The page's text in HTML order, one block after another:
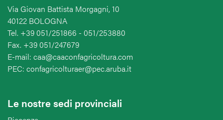
Via Giovan Battista Morgagni, 10
40122 BOLOGNA
Tel. +39 051/251866 - 051/253880
Fax. +39 051/247679
E-mail: caa@caaconfagricoltura.com
PEC: confagricolturaer@pec.aruba.it
Le nostre sedi provinciali